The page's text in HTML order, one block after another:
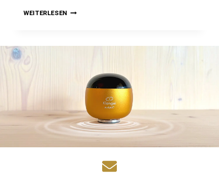
WEITERLESEN ENTSPANNUNG
EINSCHLAFEN
KLÄNGEN